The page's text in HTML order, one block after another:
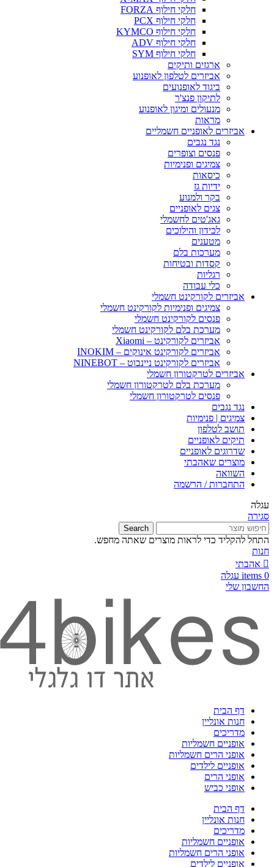
חלקי חילוף FORZA
חלקי חילוף PCX
חלקי חילוף KYMCO
חלקי חילוף ADV
חלקי חילוף SYM
ארגזים ותיקים
אביזרים לטלפון לאופנוע
ביגוד לאופנועים
לתיקון פנצ'ר
מנעולים ומיגון לאופנוע
מראות
אביזרים לאופניים חשמליים
נגד נגבים
פנסים וצופרים
צמיגים ופנימיות
כיסאות
ידיות גז
בקר ולמנוע
צגים לאופניים
גאג'טים לחשמלי
לכידון והילוכים
מטענים
מערכות בלם
קסדות ובטיחות
רגליות
כלי עבודה
אביזרים לקורקינט חשמלי
צמיגים ופנימיות לקורקינט חשמלי
פנסים לקורקינט חשמלי
מערכת בלם לקורקינט חשמלי
אביזרים לקורקינט – Xiaomi
אביזרים לקורקינט אינוקים – INOKIM
אביזרים לקורקינט ניינבוט – NINEBOT
אביזרים לטרקטורון חשמלי
מערכת בלם לטרקטורון חשמלי
פנסים לטרקטורון חשמלי
נגד נגבים
צמיגים | פנימיות
תושב לטלפון
תיקים לאופניים
שדרוגים לאופניים
מוצרים שאהבתי
השוואה
התחברות / הרשמה
עגלה
סגירה
Search
התחל להקליד כדי לראות מוצרים שאתה מחפש.
חנות
אהבתי
0
items עגלה
החשבון שלי
דף הבית
חנות אונליין
מדריכים
אופניים חשמליות
אופני הרים חשמליות
אופניים לילדים
אופני הרים
אופני כביש
דף הבית
חנות אונליין
מדריכים
אופניים חשמליות
אופני הרים חשמליות
אופניים לילדים